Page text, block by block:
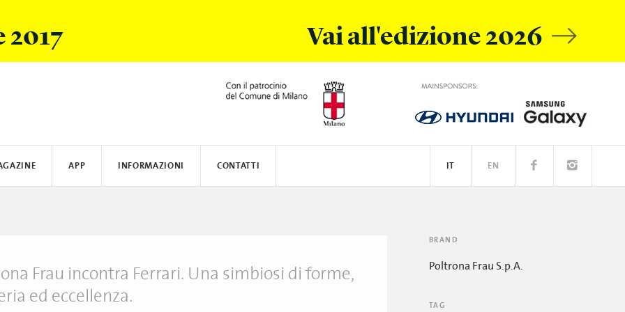
Vai all'edizione 2026
APP INFORMAZIONI CONTATTI EN
IT
Frau incontra Ferrari. Una simbiosi di forme,
ed eccellenza.
BRAND
Poltrona Frau S.p.A.
TAG